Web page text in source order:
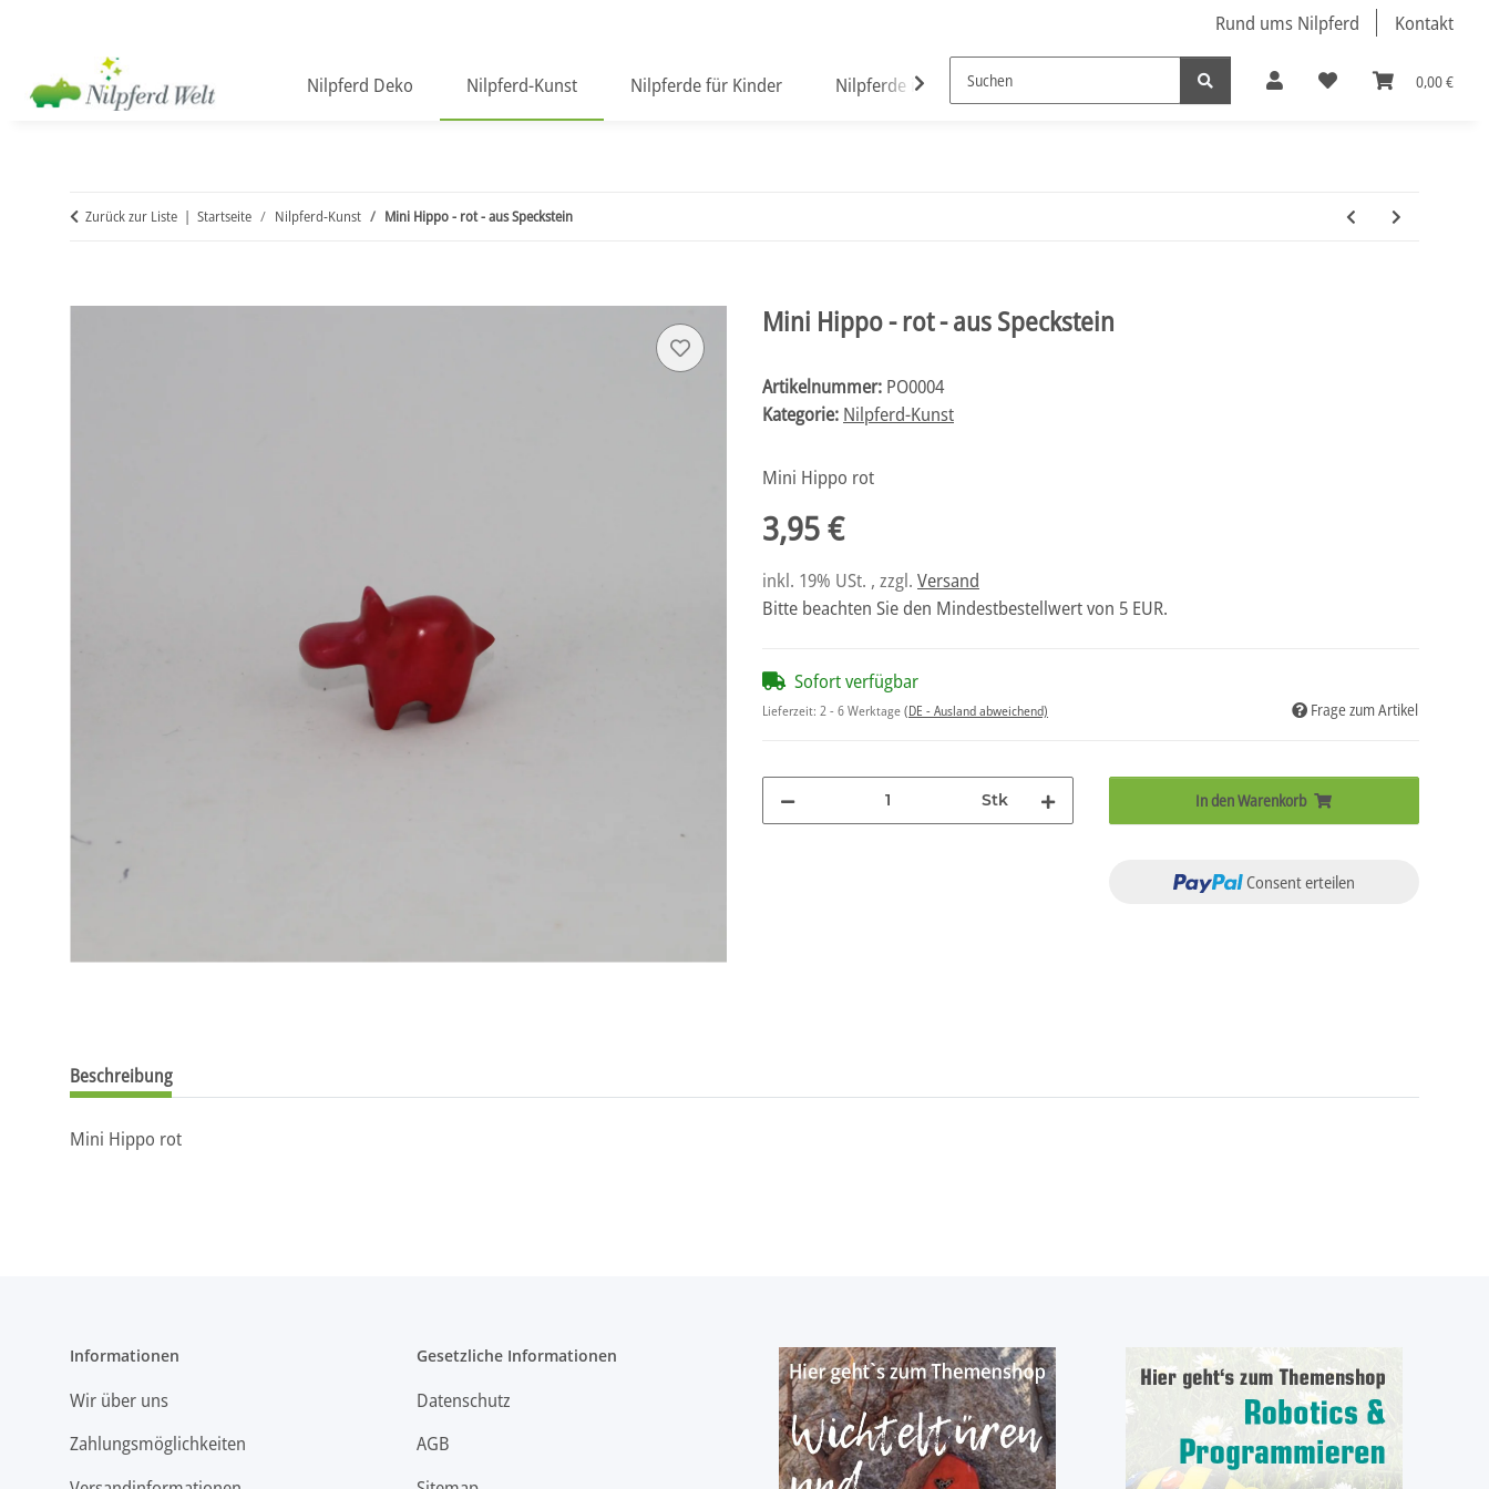
Rund ums Nilpferd Kontakt
0,00 €
Nilpferd Deko Nilpferd-Kunst Nilpferde für Kinder Nilpferde in Plüsch
Zurück zur Liste Startseite Nilpferd-Kunst Mini Hippo - rot - aus Speckstein
Mini Hippo - rot - aus Speckstein
Artikelnummer: PO0004
Kategorie: Nilpferd-Kunst
Mini Hippo rot
3,95 €
inkl. 19% USt. , zzgl. Versand
Bitte beachten Sie den Mindestbestellwert von 5 EUR.
Sofort verfügbar
Lieferzeit: 2 - 6 Werktage(DE - Ausland abweichend) Frage zum Artikel
Stk In den Warenkorb
Consent erteilen
Beschreibung
Mini Hippo rot
Informationen
Wir über uns
Zahlungsmöglichkeiten
Gesetzliche Informationen
Datenschutz
AGB